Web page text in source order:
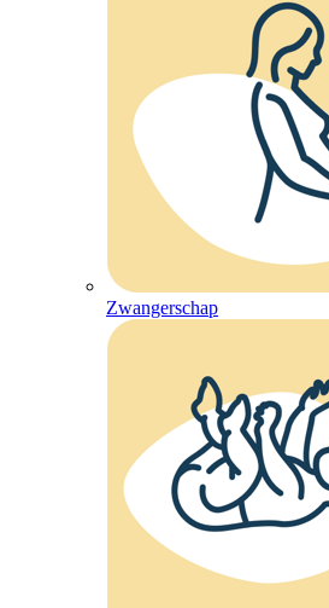
Zwangerschap